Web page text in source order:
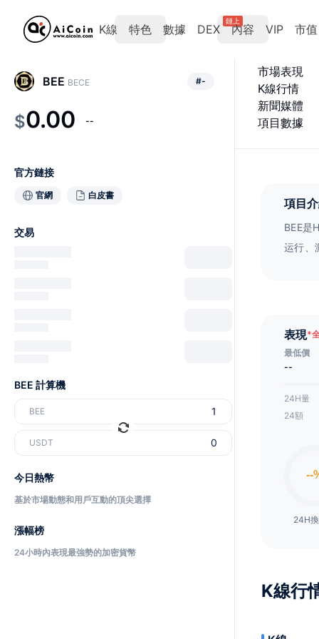
K線 特色 數據 DEX
鏈上
內容 VIP 市值
市場表現
K線行情
新聞媒體
項目數據
項目
BEE是
运行、
表現*
最低價
--
24H量
24額
24H
K線行
BEE BECE #-
$0.00 --
官方鏈接
官網 白皮書
交易
BEE 計算機
BEE
USDT
今日熱幣
基於市場動態和用戶互動的頂尖選擇
漲幅榜
24小時內表現最強勢的加密貨幣